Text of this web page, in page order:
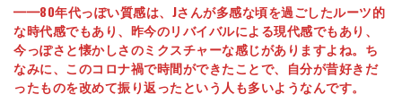
━━80年代っぽい質感は、Jさんが多感な頃を過ごしたルーツ的
な時代感でもあり、昨今のリバイバルによる現代感でもあり、
今っぽさと懐かしさのミクスチャーな感じがありますよね。ち
なみに、このコロナ禍で時間ができたことで、自分が昔好きだ
ったものを改めて振り返ったという人も多いようなんです。